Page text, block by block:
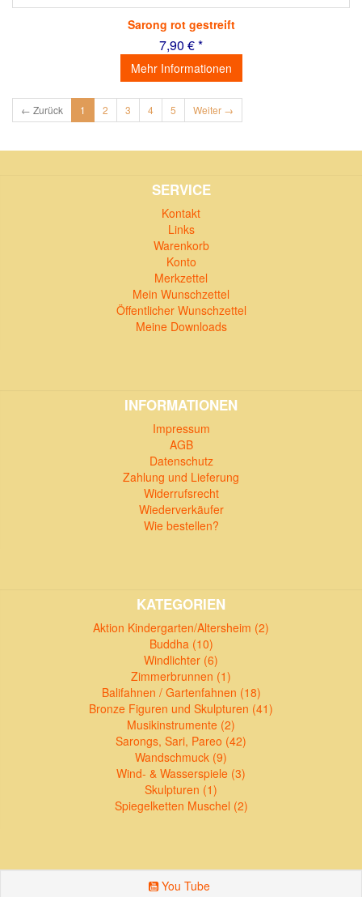
Sarong rot gestreift
7,90 € *
Mehr Informationen
← Zurück 1 2 3 4 5 Weiter →
SERVICE
Kontakt
Links
Warenkorb
Konto
Merkzettel
Mein Wunschzettel
Öffentlicher Wunschzettel
Meine Downloads
INFORMATIONEN
Impressum
AGB
Datenschutz
Zahlung und Lieferung
Widerrufsrecht
Wiederverkäufer
Wie bestellen?
KATEGORIEN
Aktion Kindergarten/Altersheim (2)
Buddha (10)
Windlichter (6)
Zimmerbrunnen (1)
Balifahnen / Gartenfahnen (18)
Bronze Figuren und Skulpturen (41)
Musikinstrumente (2)
Sarongs, Sari, Pareo (42)
Wandschmuck (9)
Wind- & Wasserspiele (3)
Skulpturen (1)
Spiegelketten Muschel (2)
You Tube